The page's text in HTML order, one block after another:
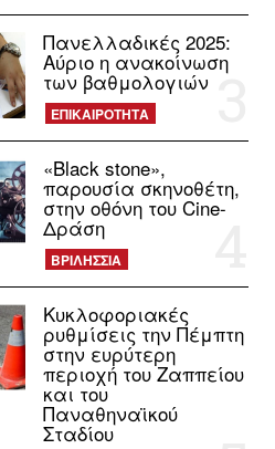
Πανελλαδικές 2025:
Αύριο η ανακοίνωση
των βαθμολογιών
ΕΠΙΚΑΙΡΟΤΗΤΑ
«Black stone»,
παρουσία σκηνοθέτη,
στην οθόνη του Cine-
Δράση
ΒΡΙΛΗΣΣΙΑ
Κυκλοφοριακές
ρυθμίσεις την Πέμπτη
στην ευρύτερη
περιοχή του Ζαππείου
και του
Παναθηναϊκού
Σταδίου